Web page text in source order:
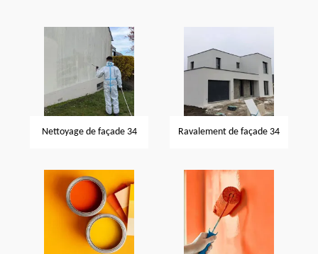
Nettoyage de façade 34 Ravalement de façade 34